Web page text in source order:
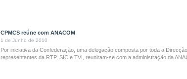
CPMCS reúne com ANACOM
1 de Junho de 2010
Por iniciativa da Confederação, uma delegação composta por toda a
representantes da RTP, SIC e TVI, reuniram-se com a administração da